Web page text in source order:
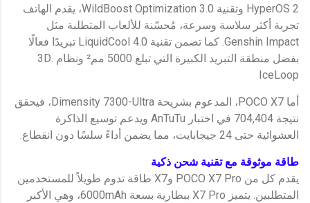
HyperOS 2 وتقنية WildBoost Optimization 3.0، يقدم الهاتف
تجربة أكثر سلاسة وسرعة، مُحسّنة للألعاب المتطلبة مثل
Genshin Impact. كما تضمن تقنية LiquidCool 4.0 تبريدًا فعالًا
بفضل منطقة التبريد الكبيرة التي تبلغ 5000 مم² ونظام .3D
IceLoop
أما POCO X7، المدعوم بشريحة Dimensity 7300-Ultra، فيحقق
نتيجة 704,404 في اختبار AnTuTu ويدعم توسيع الذاكرة
العشوائية حتى 24 جيجابايت، مما يضمن أداءً سلسًا دون انقطاع.
طاقة موثوقة مع تقنية شحن ذكية
يقدم كل من POCO X7 Pro وX7 طاقة تدوم طويلاً للمستخدمين
المتطلبين. يتميز X7 Pro ببطارية بسعة 6000mAh، وهي الأكبر